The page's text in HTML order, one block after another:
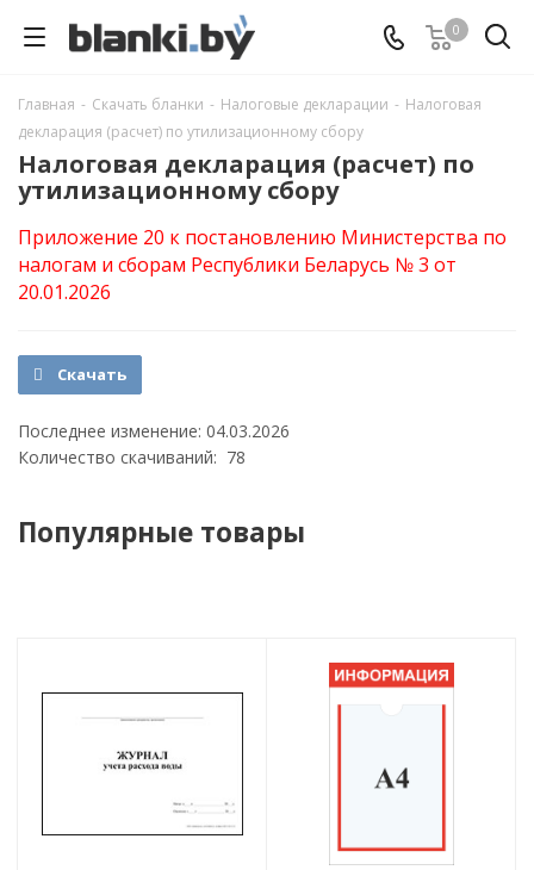
0
Главная - Скачать бланки - Налоговые декларации - Налоговая
декларация (расчет) по утилизационному сбору
Налоговая декларация (расчет) по
утилизационному сбору
Приложение 20 к постановлению Министерства по
налогам и сборам Республики Беларусь № 3 от
20.01.2026
Скачать
Последнее изменение: 04.03.2026
Количество скачиваний: 78
Популярные товары